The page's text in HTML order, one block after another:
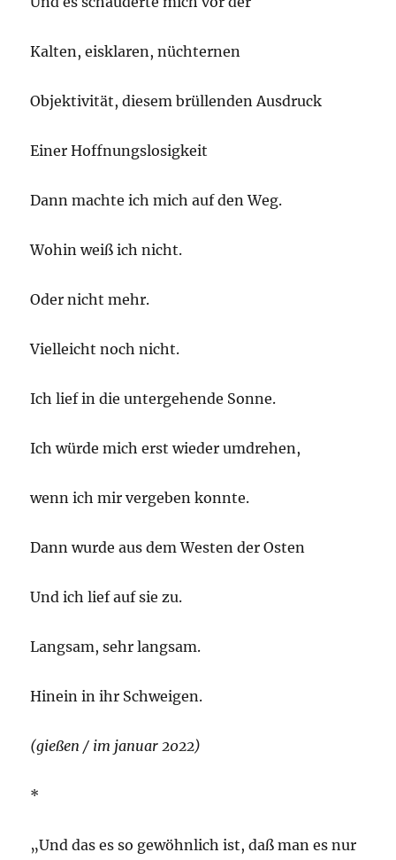
Kalten, eisklaren, nüchternen
Objektivität, diesem brüllenden Ausdruck
Einer Hoffnungslosigkeit
Dann machte ich mich auf den Weg.
Wohin weiß ich nicht.
Oder nicht mehr.
Vielleicht noch nicht.
Ich lief in die untergehende Sonne.
Ich würde mich erst wieder umdrehen,
wenn ich mir vergeben konnte.
Dann wurde aus dem Westen der Osten
Und ich lief auf sie zu.
Langsam, sehr langsam.
Hinein in ihr Schweigen.
(gießen / im januar 2022)
*
„Und das es so gewöhnlich ist, daß man es nur